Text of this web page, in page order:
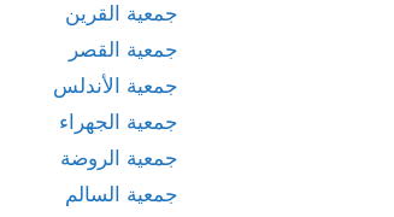
جمعية القرين
جمعية القصر
جمعية الأندلس
جمعية الجهراء
جمعية الروضة
جمعية السالم